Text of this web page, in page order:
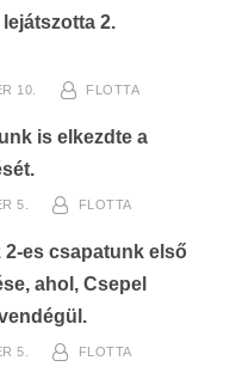
2.
10. FLOTTA
is elkezdte a
5. FLOTTA
2-es csapatunk első
ahol, Csepel
5. FLOTTA